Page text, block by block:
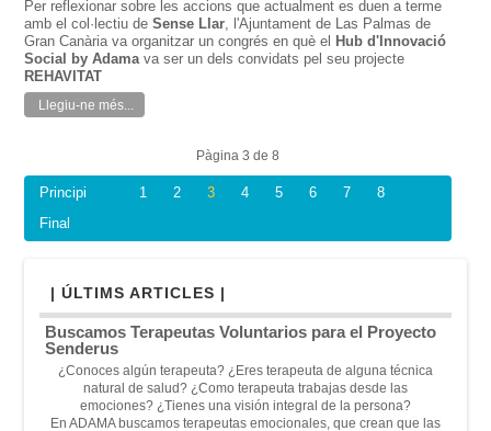
Per reflexionar sobre les accions que actualment es duen a terme
amb el col·lectiu deSense Llar, l'Ajuntamentde Las Palmas de
Gran Canària va organitzar un congrés en què el Hub d'Innovació
Social by Adama va ser un dels convidats pel seu projecte
REHAVITAT
Llegiu-ne més...
Pàgina 3 de 8
Principi 1 2 3 4 5 6 7
8
Final
| ÚLTIMS ARTICLES |
Buscamos Terapeutas Voluntarios para el Proyecto
Senderus
¿Conoces algún terapeuta? ¿Eres terapeuta de alguna técnica
natural de salud? ¿Como terapeuta trabajas desde las
emociones? ¿Tienes una visión integral de la persona?
En ADAMA buscamos terapeutas emocionales, que crean que las